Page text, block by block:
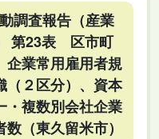
調査報告（産業
第23表 区市町
企業常用雇用者規
（２区分）、資本
・複数別会社企業
（東久留米市）